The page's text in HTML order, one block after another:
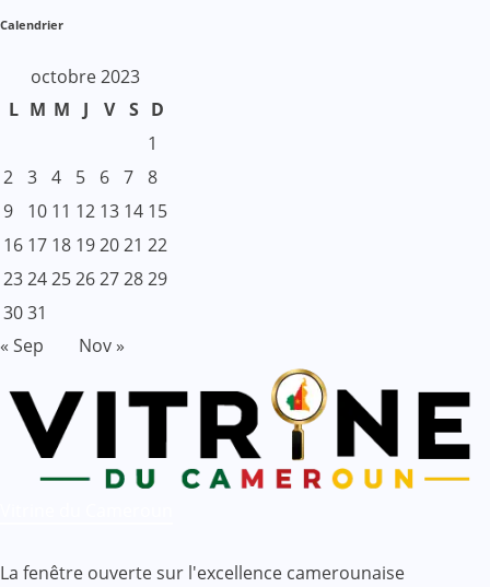
Calendrier
octobre 2023
L M M J V S D
1
2 3 4 5 6 7 8
9
10 11 12 13 14 15
16 17 18 192021 22
23242526272829
3031
« Sep
Nov »
La fenêtre ouverte sur l'excellence camerounaise